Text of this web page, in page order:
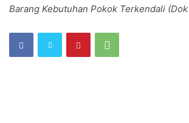
Barang Kebutuhan Pokok Terkendali